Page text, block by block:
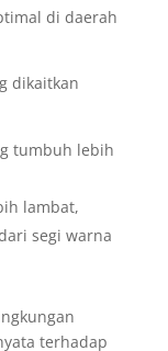
di daerah
dikaitkan
tumbuh lebih
lambat,
segi warna
terhadap